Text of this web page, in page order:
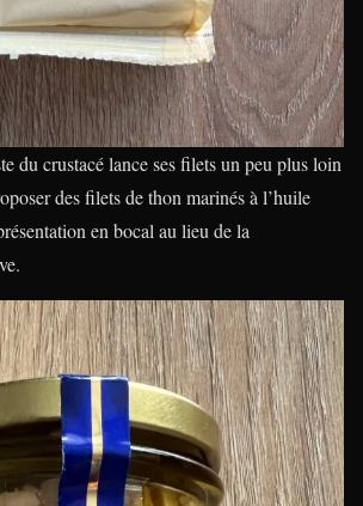
du crustacé lance ses filets un peu plus loin
des filets de thon marinés à l’huile
en bocal au lieu de la